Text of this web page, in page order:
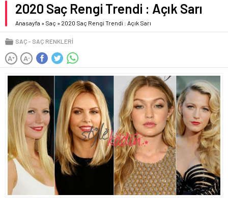
2020 Saç Rengi Trendi : Açık Sarı
Anasayfa » Saç » 2020 Saç Rengi Trendi : Açık Sarı
SAÇ SAÇ RENKLERI
A+ A-